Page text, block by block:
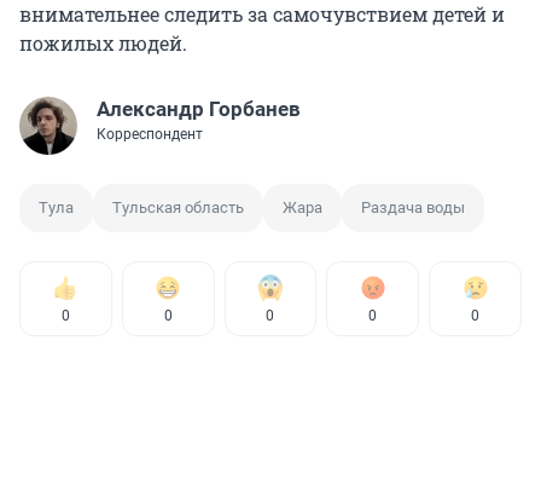
внимательнее следить за самочувствием детей и
пожилых людей.
Александр Горбанев
Корреспондент
Тула Тульская область Жара Раздача воды
0 0 0 0 0